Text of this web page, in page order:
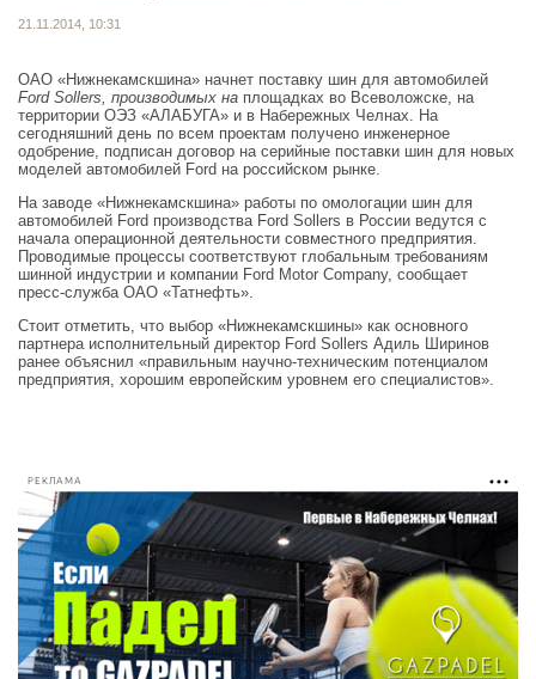
21.11.2014, 10:31
ОАО «Нижнекамскшина» начнет поставку шин для автомобилей
Ford Sollers, производимых на площадках во Всеволожске, на
территории ОЭЗ «АЛАБУГА» и в Набережных Челнах. На
сегодняшний день по всем проектам получено инженерное
одобрение, подписан договор на серийные поставки шин для новых
моделей автомобилей Ford на российском рынке.
На заводе «Нижнекамскшина» работы по омологации шин для
автомобилей Ford производства Ford Sollers в России ведутся с
начала операционной деятельности совместного предприятия.
Проводимые процессы соответствуют глобальным требованиям
шинной индустрии и компании Ford Motor Company, сообщает
пресс-служба ОАО «Татнефть».
Стоит отметить, что выбор «Нижнекамскшины» как основного
партнера исполнительный директор Ford Sollers Адиль Ширинов
ранее объяснил «правильным научно-техническим потенциалом
предприятия, хорошим европейским уровнем его специалистов».
РЕКЛАМА